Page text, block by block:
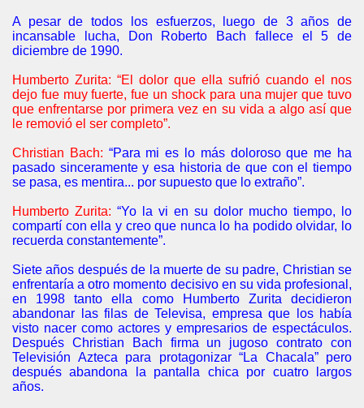
A pesar de todos los esfuerzos, luego de 3 años de
incansable lucha, Don Roberto Bach fallece el 5 de
diciembre de 1990.
Humberto Zurita: “El dolor que ella sufrió cuando el nos
dejo fue muy fuerte, fue un shock para una mujer que tuvo
que enfrentarse por primera vez en su vida a algo así que
le removió el ser completo”.
Christian Bach: “Para mi es lo más doloroso que me ha
pasado sinceramente y esa historia de que con el tiempo
se pasa, es mentira... por supuesto que lo extraño”.
Humberto Zurita: “Yo la vi en su dolor mucho tiempo, lo
compartí con ella y creo que nunca lo ha podido olvidar, lo
recuerda constantemente”.
Siete años después de la muerte de su padre, Christian se
enfrentaría a otro momento decisivo en su vida profesional,
en 1998 tanto ella como Humberto Zurita decidieron
abandonar las filas de Televisa, empresa que los había
visto nacer como actores y empresarios de espectáculos.
Después Christian Bach firma un jugoso contrato con
Televisión Azteca para protagonizar “La Chacala” pero
después abandona la pantalla chica por cuatro largos
años.